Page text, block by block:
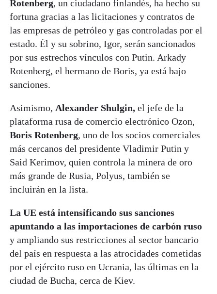
Rotenberg, un ciudadano finlandés, ha hecho su
fortuna gracias a las licitaciones y contratos de
las empresas de petróleo y gas controladas por el
estado. Él y su sobrino, Igor, serán sancionados
por sus estrechos vínculos con Putin. Arkady
Rotenberg, el hermano de Boris, ya está bajo
sanciones.
Asimismo, Alexander Shulgin, el jefe de la
plataforma rusa de comercio electrónico Ozon,
Boris Rotenberg, uno de los socios comerciales
más cercanos del presidente Vladimir Putin y
Said Kerimov, quien controla la minera de oro
más grande de Rusia, Polyus, también se
incluirán en la lista.
La UE está intensificando sus sanciones
apuntando a las importaciones de carbón ruso
y ampliando sus restricciones al sector bancario
del país en respuesta a las atrocidades cometidas
por el ejército ruso en Ucrania, las últimas en la
ciudad de Bucha, cerca de Kiev.